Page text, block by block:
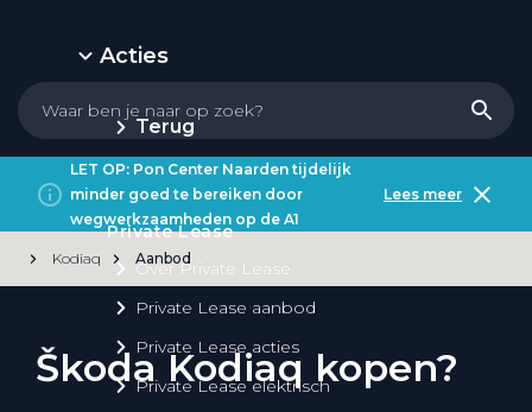
Acties
Terug
Private Lease
Over Private Lease
Private Lease aanbod
Private Lease acties
Private Lease elektrisch
LET OP: Pon Center Naarden tijdelijk
minder goed te bereiken door
wegwerkzaamheden op de A1
Lees meer
Kodiaq Aanbod
Škoda Kodiaq kopen?